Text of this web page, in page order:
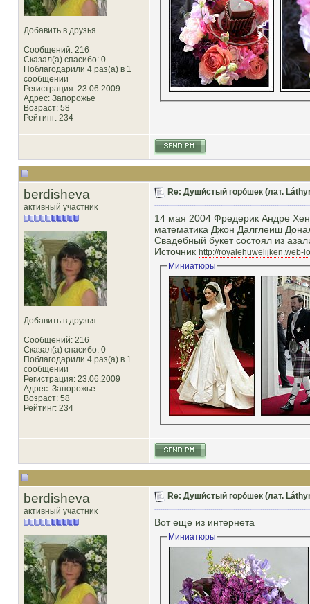
Добавить в друзья
Сообщений: 216
Сказал(а) спасибо: 0
Поблагодарили 4 раз(а) в 1
сообщении
Регистрация: 23.06.2009
Адрес: Запорожье
Возраст: 58
Рейтинг: 234
berdisheva
активный участник
Добавить в друзья
Сообщений: 216
Сказал(а) спасибо: 0
Поблагодарили 4 раз(а) в 1
сообщении
Регистрация: 23.06.2009
Адрес: Запорожье
Возраст: 58
Рейтинг: 234
Re: Души́стый горо́шек (лат.
14 мая 2004 Фредерик Андре
математика Джон Далглеиш
Свадебный букет состоял из
Источник http://royalehuwelijken.web-
Миниатюры
berdisheva
активный участник
Re: Души́стый горо́шек (лат.
Вот еще из интернета
Миниатюры